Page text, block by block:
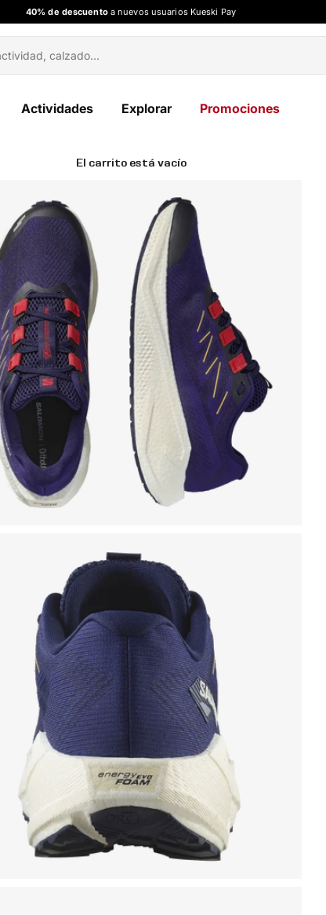
40% de descuentoa nuevos usuarios Kueski Pay
Actividades Explorar Promociones
El carrito está vacío